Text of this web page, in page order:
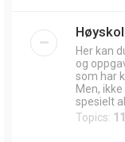
Her kan
og
som har
Men,
spesielt
Topics: